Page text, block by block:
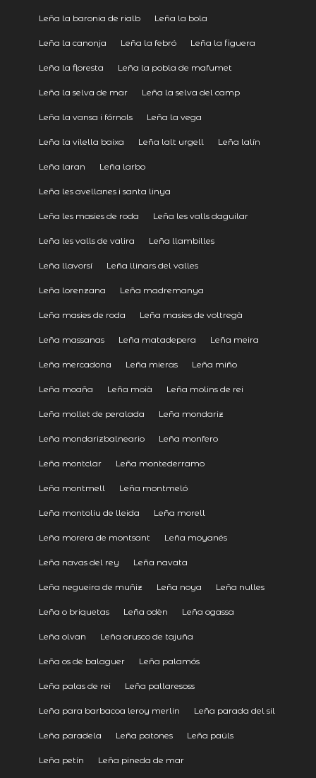
Leña la baronia de rialb Leña la bola
Leña la canonja Leña la febró Leña la figuera
Leña la floresta Leña la pobla de mafumet
Leña la selva de mar Leña la selva del camp
Leña la vansa i fórnols Leña la vega
Leña la vilella baixa Leña lalt urgell Leña lalín
Leña laran Leña larbo
Leña les avellanes i santa linya
Leña les masies de roda Leña les valls daguilar
Leña les valls de valira Leña llambilles
Leña llavorsí Leña llinars del valles
Leña lorenzana Leña madremanya
Leña masies de roda Leña masies de voltregà
Leña massanas Leña matadepera Leña meira
Leña mercadona Leña mieras Leña miño
Leña moaña Leña moià Leña molins de rei
Leña mollet de peralada Leña mondariz
Leña mondarizbalneario Leña monfero
Leña montclar Leña montederramo
Leña montmell Leña montmeló
Leña montoliu de lleida Leña morell
Leña morera de montsant Leña moyanés
Leña navas del rey Leña navata
Leña negueira de muñiz Leña noya Leña nulles
Leña o briquetas Leña odèn Leña ogassa
Leña olvan Leña orusco de tajuña
Leña os de balaguer Leña palamós
Leña palas de rei Leña pallaresoss
Leña para barbacoa leroy merlin Leña parada del sil
Leña paradela Leña patones Leña paüls
Leña petín Leña pineda de mar